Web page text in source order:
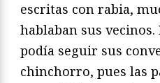
escritas con rabia,
hablaban sus
podía seguir sus
chinchorro, pues las